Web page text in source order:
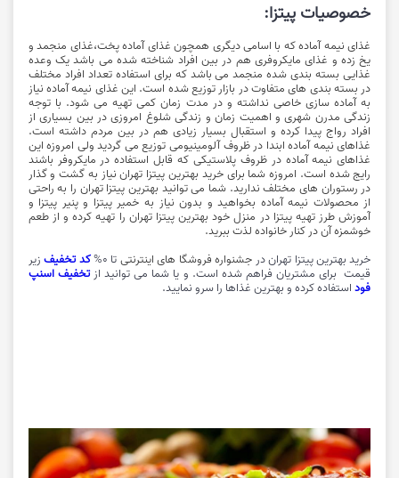
خصوصیات پیتزا:
غذای نیمه آماده که با اسامی دیگری همچون غذای آمادهپخت،غذای منجمد و
یخ زده و غذای مایکروفری هم در بین افراد شناخته شده می باشد یک وعده
غذایی بسته بندی شده منجمد می باشد که برای استفاده تعداد افراد مختلف
در بسته بندی های متفاوت در بازار توزیع شده است. این غذای نیمه آماده نیاز
به آماده سازی خاصی نداشته و در مدت زمان کمی تهیه می شود. با توجه
زندگی مدرن شهری و اهمیت زمان و زندگی شلوغ امروزی در بین بسیاری از
افراد رواج پیدا کرده و استقبال بسیار زیادی هم در بین مردم داشته است.
غذاهای نیمه آماده ابندا در ظروف آلومینیومی توزیع می گردید ولی امروزه این
غذاهای نیمه آماده در ظروف پلاستیکی که قابل استفاده در مایکروفر باشند
رایج شده است. امروزه شما برای خرید بهترین پیتزا تهران نیاز به گشت و گذار
در رستوران های مختلف ندارید. شما می توانید بهترین پیتزا تهران را به راحتی
از محصولات نیمه آماده بخواهید و بدون نیاز به خمیر پیتزا و پنیر پیتزا و
آموزش طرز تهیه پیتزا در منزل خود بهترین پیتزا تهران را تهیه کرده و از طعم
خوشمزه آن در کنار خانواده لذت ببرید.
خرید بهترین پیتزا تهران در جشنواره فروشگا های اینترنتی تا 0% کد تخفیفزیر
قیمت برای مشتریان فراهم شده است. و یا شما می توانید از تخفیف اسنپ
فوداستفاده کرده و بهترین غذاها را سرو نمایید.